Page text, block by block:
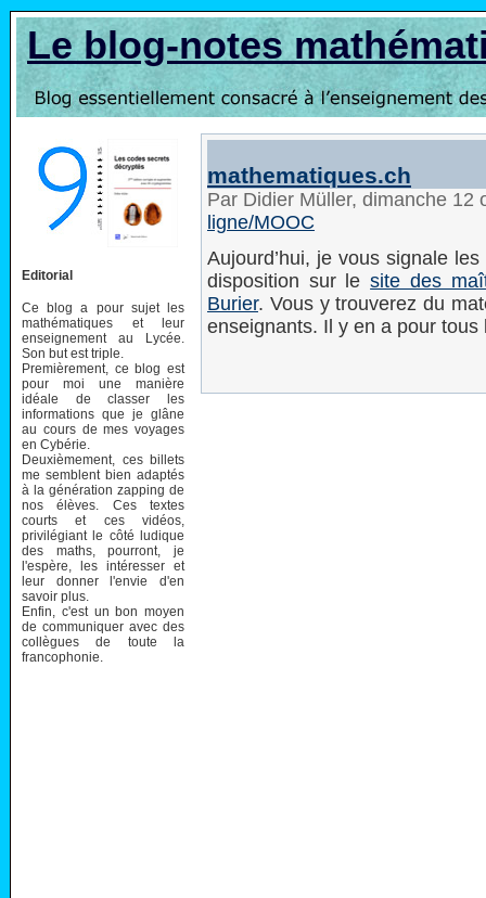
Le blog-notes
Editorial
Ce blog a pour sujet les
mathématiques et leur
enseignement au Lycée.
Son but est triple.
Premièrement, ce blog est
pour moi une manière
idéale de classer les
informations que je glâne
au cours de mes voyages
en Cybérie.
Deuxièmement, ces billets
me semblent bien adaptés
à la génération zapping de
nos élèves. Ces textes
courts et ces vidéos,
privilégiant le côté ludique
des maths, pourront, je
l'espère, les intéresser et
leur donner l'envie d'en
savoir plus.
Enfin, c'est un bon moyen
de communiquer avec des
collègues de toute la
francophonie.
mathematiques.ch
Par Didier Müller, dimanche
ligne/MOOC
Aujourd’hui, je vous signale
disposition sur lesite des
Burier. Vous y trouverez du
enseignants. Il y en a pour